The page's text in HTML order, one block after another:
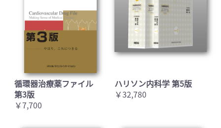
循環器治療薬ファイル
第3版
￥7,700
ハリソン内科学 第5版
￥32,780